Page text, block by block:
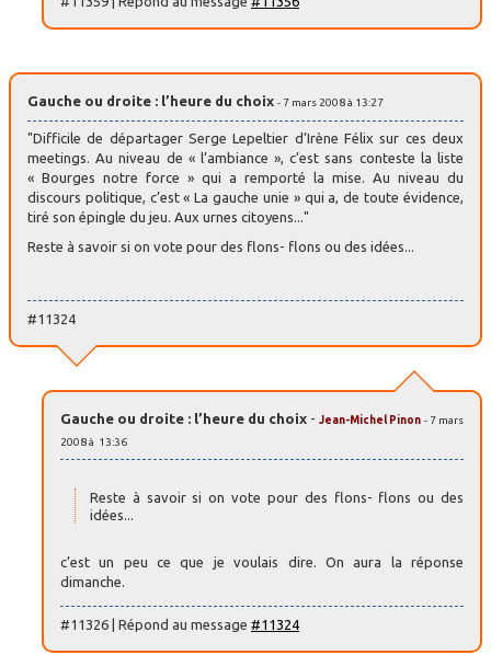
Gauche ou droite : l’heure du choix - 7 mars 2008 à 13:27
"Difficile de départager Serge Lepeltier d’Irène Félix sur ces deux
meetings. Au niveau de « l’ambiance », c’est sans conteste la liste
« Bourges notre force » qui a remporté la mise. Au niveau du
discours politique, c’est « La gauche unie » qui a, de toute évidence,
tiré son épingle du jeu. Aux urnes citoyens..."
Reste à savoir si on vote pour des flons- flons ou des idées...
#11324
Gauche ou droite : l’heure du choix - Jean-Michel Pinon - 7 mars
2008 à 13:36
Reste à savoir si on vote pour des flons- flons ou des
idées...
c’est un peu ce que je voulais dire. On aura la réponse
dimanche.
#11326 | Répond au message #11324